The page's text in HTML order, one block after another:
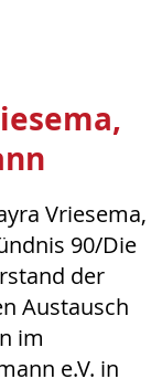
Vriesema,
90/Die
der
Austausch
im
e.V. in